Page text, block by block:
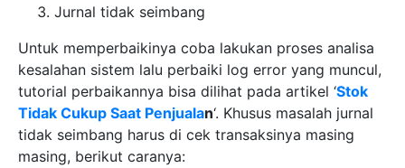
Jurnal tidak seimbang
Untuk memperbaikinya coba lakukan proses analisa
kesalahan sistem lalu perbaiki log error yang muncul,
tutorial perbaikannya bisa dilihat pada artikel ‘Stok
Tidak Cukup Saat Penjualan‘. Khusus masalah jurnal
tidak seimbang harus di cek transaksinya masing
masing, berikut caranya: